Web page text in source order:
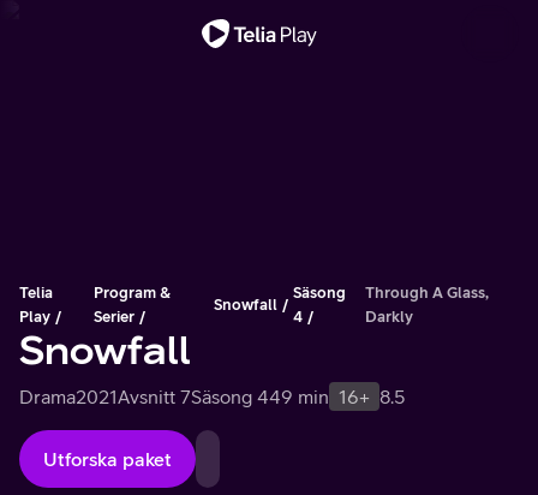
Telia
Play
Program &
Serier
Snowfall
Säsong
4
Through A Glass,
Darkly
Snowfall
Drama2021Avsnitt 7Säsong 449 min 16+ 8.5
Utforska paket